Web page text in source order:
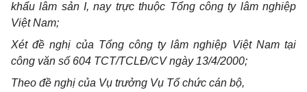
khẩu lâm sản I, nay trực thuộc Tổng công ty lâm nghiệp
Việt Nam;
Xét đề nghị của Tổng công ty lâm nghiệp Việt Nam tại
công văn số 604 TCT/TCLĐ/CV ngày 13/4/2000;
Theo đề nghị của Vụ trưởng Vụ Tổ chức cán bộ,